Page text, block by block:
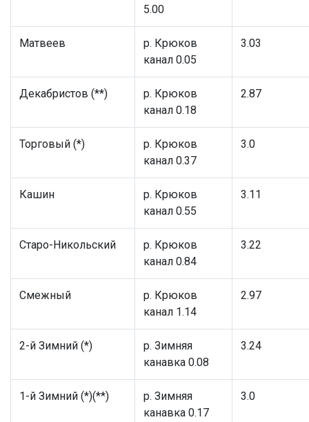
5.00
Матвеев
р. Крюков
канал 0.05
3.03
Декабристов (**)
р. Крюков
канал 0.18
2.87
Торговый (*)
р. Крюков
канал 0.37
3.0
Кашин
р. Крюков
канал 0.55
3.11
Старо-Никольский
р. Крюков
канал 0.84
3.22
Смежный
р. Крюков
канал 1.14
2.97
2-й Зимний (*)
р. Зимняя
канавка 0.08
3.24
1-й Зимний (*)(**)
р. Зимняя
канавка 0.17
3.0